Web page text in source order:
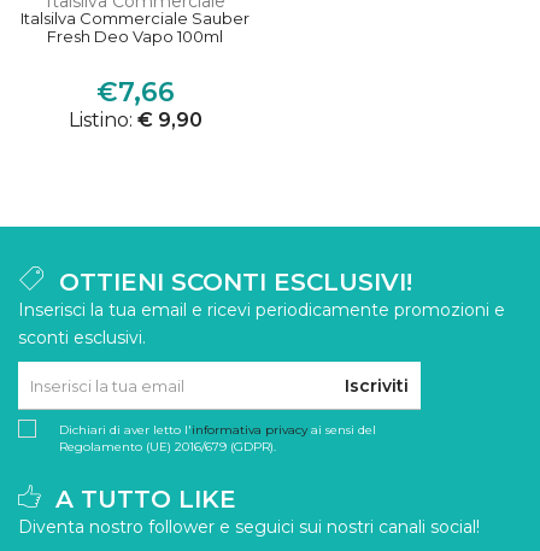
Italsilva Commerciale Sauber
Fresh Deo Vapo 100ml
€7,66
Listino: € 9,90
OTTIENI SCONTI ESCLUSIVI!
Inserisci la tua email e ricevi periodicamente promozioni e
sconti esclusivi.
Iscriviti
Dichiari di aver letto l'informativa privacyai sensi del
Regolamento (UE) 2016/679 (GDPR).
A TUTTO LIKE
Diventa nostro follower e seguici sui nostri canali social!